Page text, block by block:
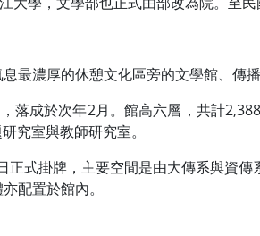
最濃厚的休憩文化區旁的文學館、傳
落成於次年2月。館高六層，共計
究室與教師研究室。
正式掛牌，主要空間是由大傳系與資
配置於館內。